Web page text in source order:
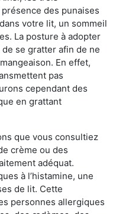
des punaises
votre lit, un sommeil
La posture à adopter
se gratter afin de ne
En effet,
pas
cependant des
en grattant
que vous consultiez
crème ou des
adéquat.
à l’histamine, une
de lit. Cette
personnes allergiques